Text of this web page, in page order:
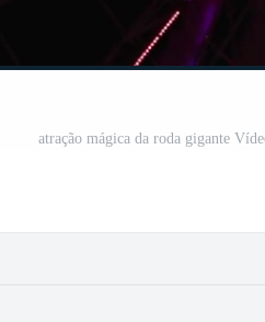
atração mágica da roda gigante